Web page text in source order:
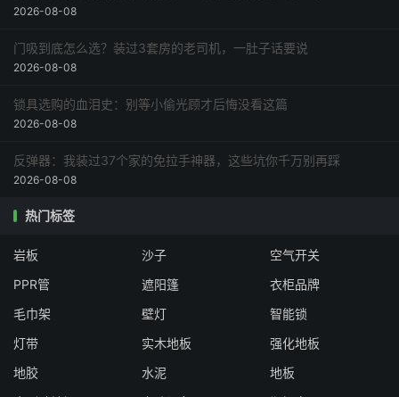
2026-08-08
门吸到底怎么选？装过3套房的老司机，一肚子话要说
2026-08-08
锁具选购的血泪史：别等小偷光顾才后悔没看这篇
2026-08-08
反弹器：我装过37个家的免拉手神器，这些坑你千万别再踩
2026-08-08
热门标签
岩板 沙子
空气开关
PPR管
遮阳篷
衣柜品牌
毛巾架
壁灯
智能锁
灯带
实木地板
强化地板
地胶
水泥
地板